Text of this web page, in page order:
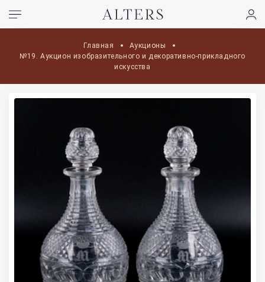
Главная
Аукционы
№19. Аукцион изобразительного и декоративно-прикладного
искусства